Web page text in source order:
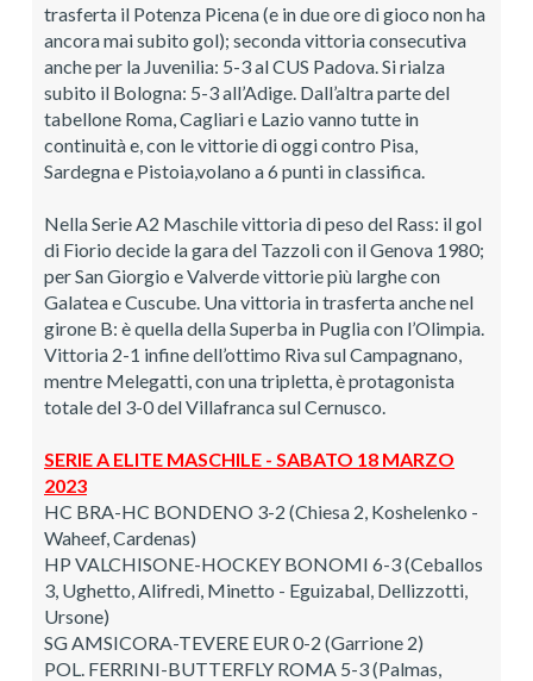
trasferta il Potenza Picena (e in due ore di gioco non ha
ancora mai subito gol); seconda vittoria consecutiva
anche per la Juvenilia: 5-3 al CUS Padova. Si rialza
subito il Bologna: 5-3 all’Adige. Dall’altra parte del
tabellone Roma, Cagliari e Lazio vanno tutte in
continuità e, con le vittorie di oggi contro Pisa,
Sardegna e Pistoia,volano a 6 punti in classifica.
Nella Serie A2 Maschile vittoria di peso del Rass: il gol
di Fiorio decide la gara del Tazzoli con il Genova 1980;
per San Giorgio e Valverde vittorie più larghe con
Galatea e Cuscube. Una vittoria in trasferta anche nel
girone B: è quella della Superba in Puglia con l’Olimpia.
Vittoria 2-1 infine dell’ottimo Riva sul Campagnano,
mentre Melegatti, con una tripletta, è protagonista
totale del 3-0 del Villafranca sul Cernusco.
SERIE A ELITE MASCHILE - SABATO 18 MARZO
2023
HC BRA-HC BONDENO 3-2 (Chiesa 2, Koshelenko -
Waheef, Cardenas)
HP VALCHISONE-HOCKEY BONOMI 6-3 (Ceballos
3, Ughetto, Alifredi, Minetto - Eguizabal, Dellizzotti,
Ursone)
SG AMSICORA-TEVERE EUR 0-2 (Garrione 2)
POL. FERRINI-BUTTERFLY ROMA 5-3 (Palmas,